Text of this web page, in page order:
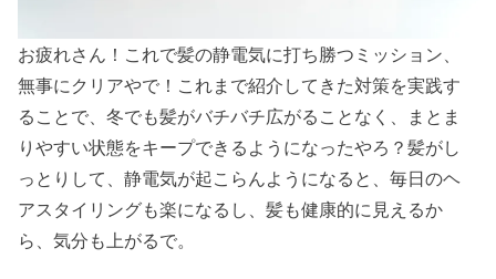
お疲れさん！これで髪の静電気に打ち勝つミッション、
無事にクリアやで！これまで紹介してきた対策を実践す
ることで、冬でも髪がバチバチ広がることなく、まとま
りやすい状態をキープできるようになったやろ？髪がし
っとりして、静電気が起こらんようになると、毎日のヘ
アスタイリングも楽になるし、髪も健康的に見えるか
ら、気分も上がるで。